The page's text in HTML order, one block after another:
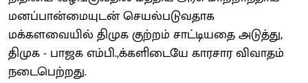
மனப்பான்மையுடன் செயல்படுவதாக
மக்களவையில் திமுக குற்றம் சாட்டியதை அடுத்து,
திமுக - பாஜக எம்பி.,க்களிடையே காரசார விவாதம்
நடைபெற்றது.